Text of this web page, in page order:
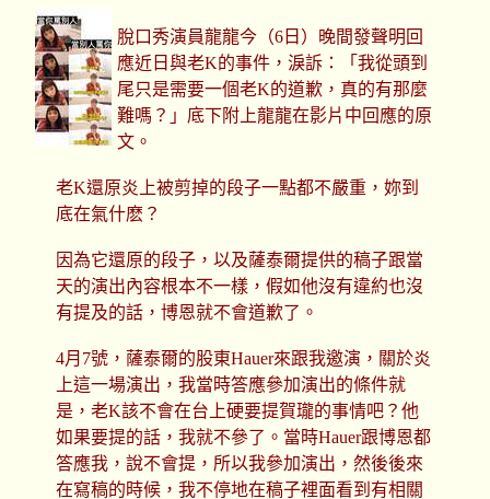
脫口秀演員龍龍今（6日）晚間發聲明回
應近日與老K的事件，淚訴：「我從頭到
尾只是需要一個老K的道歉，真的有那麼
難嗎？」底下附上龍龍在影片中回應的原
文。
老K還原炎上被剪掉的段子一點都不嚴重，妳到
底在氣什麽？
因為它還原的段子，以及薩泰爾提供的稿子跟當
天的演出內容根本不一樣，假如他沒有違約也沒
有提及的話，博恩就不會道歉了。
4月7號，薩泰爾的股東Hauer來跟我邀演，關於炎
上這一場演出，我當時答應參加演出的條件就
是，老K該不會在台上硬要提賀瓏的事情吧？他
如果要提的話，我就不參了。當時Hauer跟博恩都
答應我，說不會提，所以我參加演出，然後後來
在寫稿的時候，我不停地在稿子裡面看到有相關